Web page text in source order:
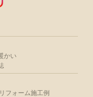
かい
リフォーム施工例